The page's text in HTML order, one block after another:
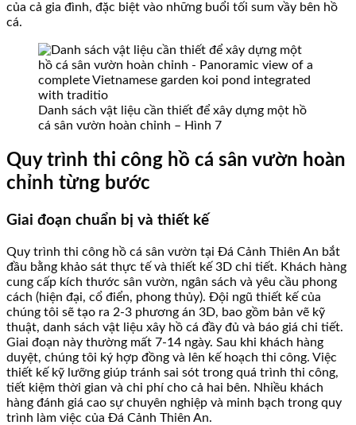
của cả gia đình, đặc biệt vào những buổi tối sum vầy bên hồ
cá.
Danh sách vật liệu cần thiết để xây dựng một hồ
cá sân vườn hoàn chỉnh – Hình 7
Quy trình thi công hồ cá sân vườn hoàn
chỉnh từng bước
Giai đoạn chuẩn bị và thiết kế
Quy trình thi công hồ cá sân vườn tại Đá Cảnh Thiên An bắt
đầu bằng khảo sát thực tế và thiết kế 3D chi tiết. Khách hàng
cung cấp kích thước sân vườn, ngân sách và yêu cầu phong
cách (hiện đại, cổ điển, phong thủy). Đội ngũ thiết kế của
chúng tôi sẽ tạo ra 2-3 phương án 3D, bao gồm bản vẽ kỹ
thuật, danh sách vật liệu xây hồ cá đầy đủ và báo giá chi tiết.
Giai đoạn này thường mất 7-14 ngày. Sau khi khách hàng
duyệt, chúng tôi ký hợp đồng và lên kế hoạch thi công. Việc
thiết kế kỹ lưỡng giúp tránh sai sót trong quá trình thi công,
tiết kiệm thời gian và chi phí cho cả hai bên. Nhiều khách
hàng đánh giá cao sự chuyên nghiệp và minh bạch trong quy
trình làm việc của Đá Cảnh Thiên An.